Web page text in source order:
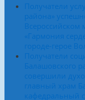
Получатели
района»
Всероссийском
«Гармония
городе-герое
Получатели
Балашовского
совершили
главный храм
кафедральный